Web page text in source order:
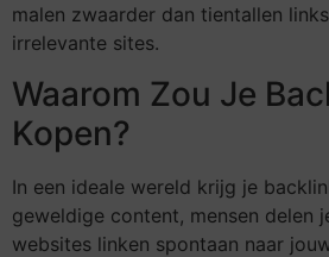
malen zwaarder dan tientallen
irrelevante sites.
Waarom Zou Je
Kopen?
In een ideale wereld krijg je
geweldige content, mensen delen
websites linken spontaan naar